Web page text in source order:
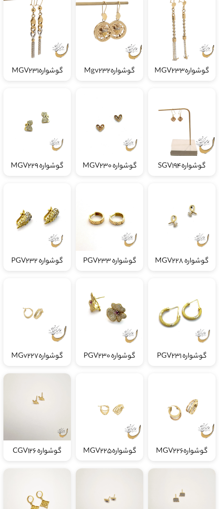
گوشوارهMGV233 گوشوارهMgv232 گوشوارهMGV231
گوشوارهSGV194 گوشواره MGV230 گوشواره MGV229
گوشواره MGV228 گوشواره PGV233 گوشواره PGV232
گوشواره PGV231 گوشواره PGV230 گوشوارهMGv227
گوشوارهMGV226 گوشوارهMGV225 گوشواره CGV126